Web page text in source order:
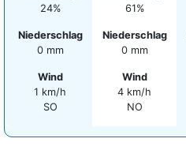
24%
Niederschlag
0 mm
Wind
1 km/h
SO
61%
Niederschlag
0 mm
Wind
4 km/h
NO